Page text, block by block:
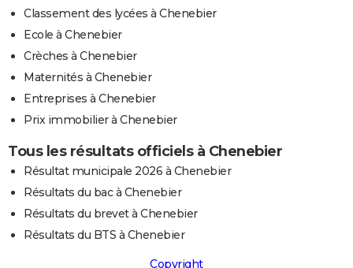
Classement des lycées à Chenebier
Ecole à Chenebier
Crèches à Chenebier
Maternités à Chenebier
Entreprises à Chenebier
Prix immobilier à Chenebier
Tous les résultats officiels à Chenebier
Résultat municipale 2026 à Chenebier
Résultats du bac à Chenebier
Résultats du brevet à Chenebier
Résultats du BTS à Chenebier
Copyright